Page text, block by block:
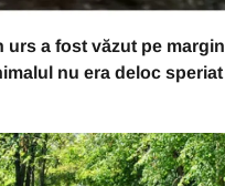
urs a fost văzut pe
nu era deloc